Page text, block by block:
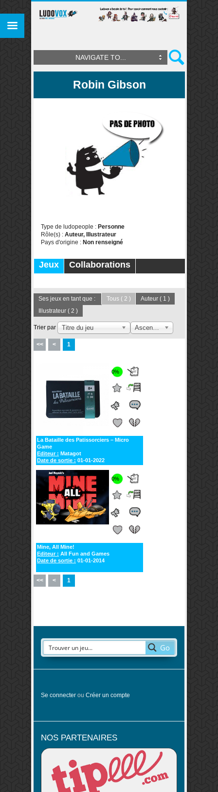
NAVIGATE TO...
Robin Gibson
Type de ludopeople : Personne
Rôle(s) : Auteur, Illustrateur
Pays d'origine : Non renseigné
Jeux
Collaborations
Ses jeux en tant que : Tous ( 2 ) Auteur ( 1 )
Illustrateur ( 2 )
Trier par Titre du jeu
<< < 1
0%
La Bataille des Patissorciers – Micro
Game
Editeur : Matagot
Date de sortie : 01-01-2022
0%
Mine, All Mine!
Editeur : All Fun and Games
Date de sortie : 01-01-2014
<< < 1
Go
Se connecter ou Créer un compte
NOS PARTENAIRES